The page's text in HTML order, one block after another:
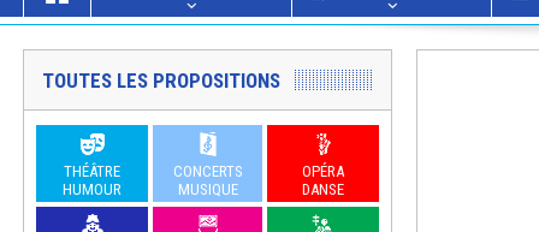
TOUTES LES PROPOSITIONS
THÉÂTRE
HUMOUR
CONCERTS
MUSIQUE
OPÉRA
DANSE